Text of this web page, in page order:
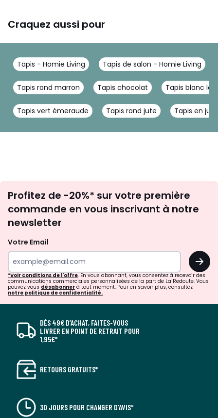
Craquez aussi pour
Tapis - Homie Living Tapis de salon - Homie Living
Tapis rond marron Tapis chocolat Tapis blanc
Tapis vert émeraude Tapis rond jute Tapis en jute
newsletter
Profitez de -20%* sur votre première
commande en vous inscrivant à notre
newsletter
Votre Email
OK
*Voir conditions de l'offre. En vous abonnant, vous consentez à recevoir des
communications commerciales personnalisées de la part de La Redoute. Vous
pouvez vous désabonner à tout moment. Pour en savoir plus, consultez
notre politique de confidentialité.
DÈS 49€ D’ACHAT, FAITES-VOUS
LIVRER EN POINT DE RETRAIT POUR
1,95€*
RETOURS GRATUITS*
30 JOURS POUR CHANGER D'AVIS*